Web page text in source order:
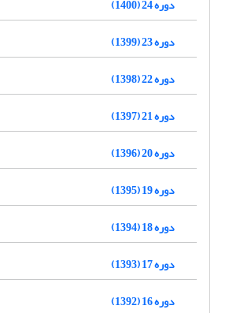
دوره 24 (1400)
دوره 23 (1399)
دوره 22 (1398)
دوره 21 (1397)
دوره 20 (1396)
دوره 19 (1395)
دوره 18 (1394)
دوره 17 (1393)
دوره 16 (1392)